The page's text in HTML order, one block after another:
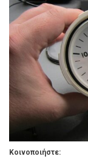
Κοινοποιήστε: